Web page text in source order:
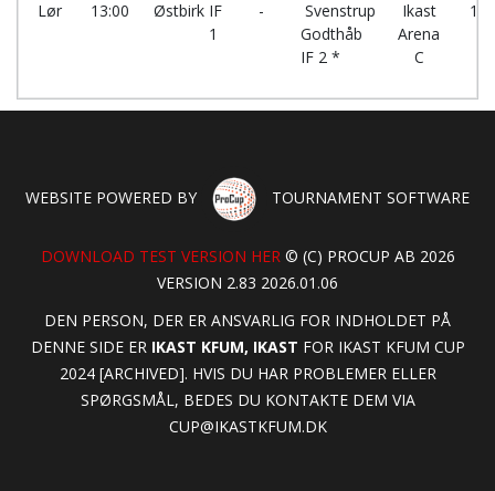
Lør 13:00
Østbirk IF
1
-
Svenstrup
Godthåb
IF 2 *
Ikast
Arena
C
15
WEBSITE POWERED BY TOURNAMENT SOFTWARE
DOWNLOAD TEST VERSION HER© (C) PROCUP AB 2026
VERSION 2.83 2026.01.06
DEN PERSON, DER ER ANSVARLIG FOR INDHOLDET PÅ
DENNE SIDE ER IKAST KFUM, IKAST FOR IKAST KFUM CUP
2024 [ARCHIVED]. HVIS DU HAR PROBLEMER ELLER
SPØRGSMÅL, BEDES DU KONTAKTE DEM VIA
CUP@IKASTKFUM.DK